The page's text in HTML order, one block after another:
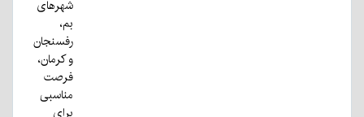
شهرهای
بم،
رفسنجان
و کرمان،
فرصت
مناسبی
برای